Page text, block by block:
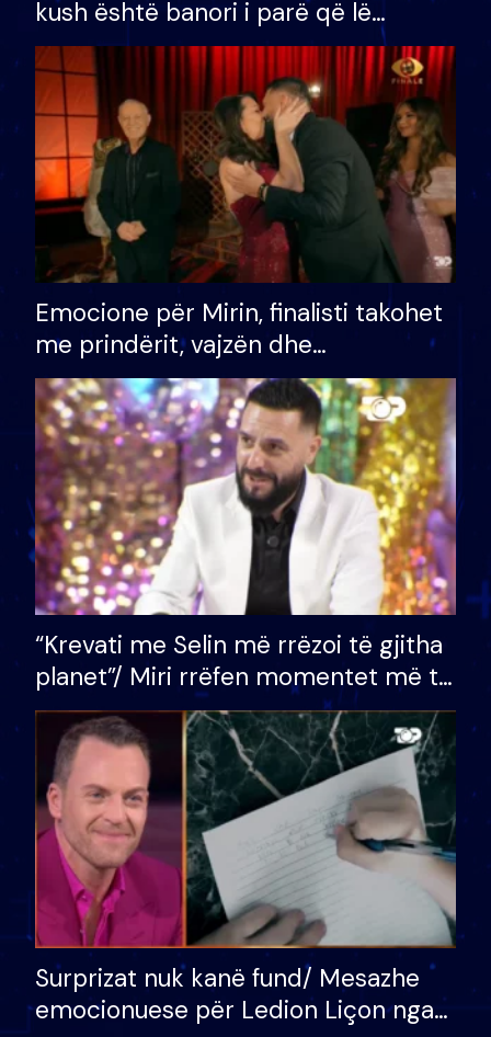
kush është banori i parë që lë
shtëpinë dhe humb mundësinë për
të fituar çmimin e madh
Emocione për Mirin, finalisti takohet
me prindërit, vajzën dhe
bashkëshorten: S’kemi ndonjë letër
divorci apo jo?
“Krevati me Selin më rrëzoi të gjitha
planet”/ Miri rrëfen momentet më të
bukura në shtëpinë e BB VIP: Do më
mungojë zilja e mëngjesit kur…
Surprizat nuk kanë fund/ Mesazhe
emocionuese për Ledion Liçon nga